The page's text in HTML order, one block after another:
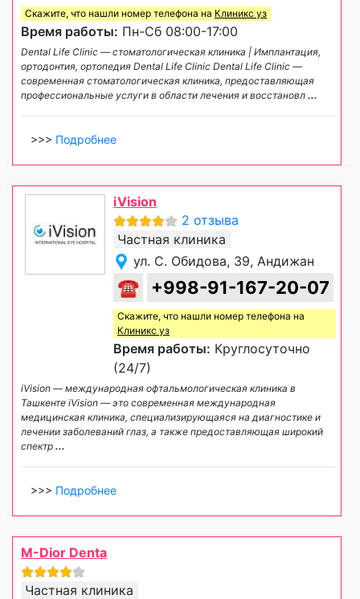
Скажите, что нашли номер телефона на Клиникс уз
Время работы: Пн-Сб 08:00-17:00
Dental Life Clinic — стоматологическая клиника | Имплантация,
ортодонтия, ортопедия Dental Life Clinic Dental Life Clinic —
современная стоматологическая клиника, предоставляющая
профессиональные услуги в области лечения и восстановл ...
>>> Подробнее
iVision
2 отзыва
Частная клиника
ул. С. Обидова, 39, Андижан
☎ +998-91-167-20-07
Скажите, что нашли номер телефона на
Клиникс уз
Время работы: Круглосуточно
(24/7)
iVision — международная офтальмологическая клиника в
Ташкенте iVision — это современная международная
медицинская клиника, специализирующаяся на диагностике и
лечении заболеваний глаз, а также предоставляющая широкий
спектр ...
>>> Подробнее
M-Dior Denta
Частная клиника